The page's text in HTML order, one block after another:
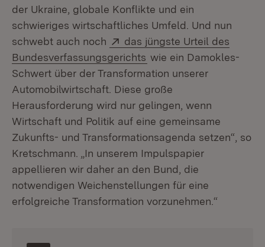
der Ukraine, globale Konflikte und ein
schwieriges wirtschaftliches Umfeld. Und nun
schwebt auch noch
Extern:
das jüngste Urteil des
Bundesverfassungsgerichts (Öffnet in neuem
wie ein Damokles-
Schwert über der Transformation unserer
Automobilwirtschaft. Diese große
Herausforderung wird nur gelingen, wenn
Wirtschaft und Politik auf eine gemeinsame
Zukunfts- und Transformationsagenda setzen“, so
Kretschmann. „In unserem Impulspapier
appellieren wir daher an den Bund, die
notwendigen Weichenstellungen für eine
erfolgreiche Transformation vorzunehmen.“